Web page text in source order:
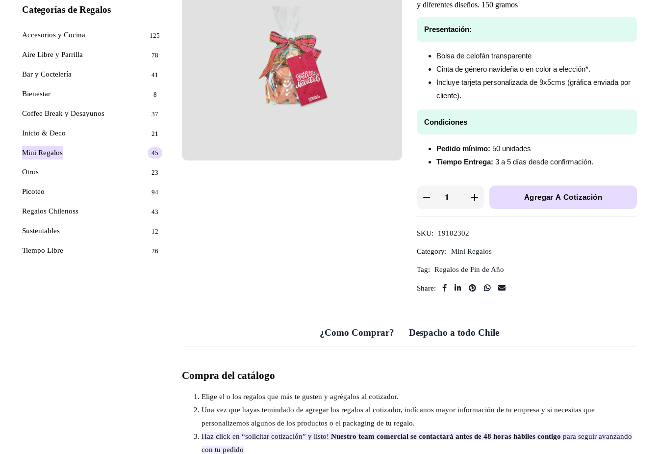
y diferentes diseños. 150 gramos
Presentación:
Bolsa de celofán transparente
Cinta de género navideña o en color a elección*.
Incluye tarjeta personalizada de 9x5cms (gráfica enviada por
cliente).
Condiciones
Pedido mínimo: 50 unidades
Tiempo Entrega: 3 a 5 días desde confirmación.
Agregar A Cotización
SKU: 19102302
Category: Mini Regalos
Tag: Regalos de Fin de Año
Share:
¿Como Comprar? Despacho a todo Chile
Compra del catálogo
Elige el o los regalos que más te gusten y agrégalos al cotizador.
Una vez que hayas temindado de agregar los regalos al cotizador, indícanos mayor información de tu empresa y si necesitas que
personalizemos algunos de los productos o el packaging de tu regalo.
Haz click en “solicitar cotización” y listo! Nuestro team comercial se contactará antes de 48 horas hábiles contigo para seguir avanzando
con tu pedido
Categorías de Regalos
Accesorios y Cocina 125
Aire Libre y Parrilla 78
Bar y Coctelería 41
Bienestar 8
Coffee Break y Desayunos 37
Inicio & Deco 21
Mini Regalos 45
Otros 23
Picoteo 94
Regalos Chilenoss 43
Sustentables 12
Tiempo Libre 26